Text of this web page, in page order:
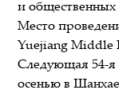
и общественных
Место
Yuejiang Middle
Следующая 54-я
осенью в